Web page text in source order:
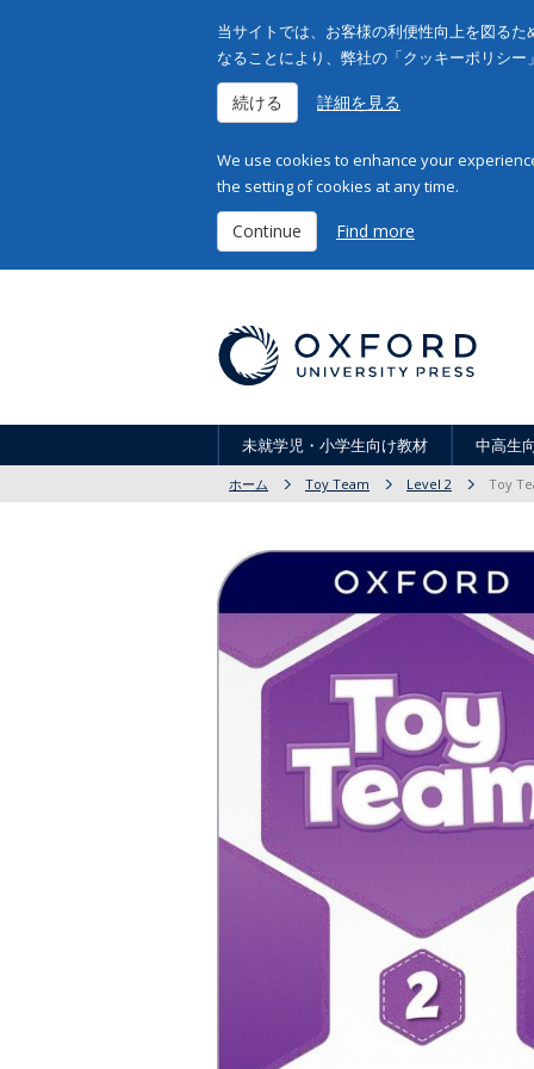
当サイトでは、お客様の利便性向上を図る
なることにより、弊社の「クッキーポリシ
続ける 詳細を見る
We use cookies to enhance your
the setting of cookies at any time.
Continue Find more
未就学児・小学生向け教材 中高生
ホーム Toy Team Level 2 Toy